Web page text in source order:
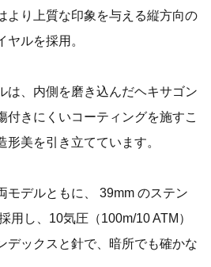
より上質な印象を与える縦方向の
ルを採用。
は、内側を磨き込んだヘキサゴン
付きにくいコーティングを施すこ
美を引き立てています。
モデルともに、 39mm のステン
用し、10気圧（100m/10 ATM）
デックスと針で、暗所でも確かな